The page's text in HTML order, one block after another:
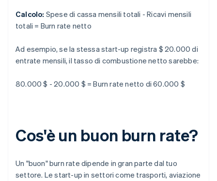
Calcolo: Spese di cassa mensili totali - Ricavi mensili
totali = Burn rate netto
Ad esempio, se la stessa start-up registra $ 20.000 di
entrate mensili, il tasso di combustione netto sarebbe:
80.000 $ - 20.000 $ = Burn rate netto di 60.000 $
Cos'è un buon burn rate?
Un "buon" burn rate dipende in gran parte dal tuo
settore. Le start-up in settori come trasporti, aviazione